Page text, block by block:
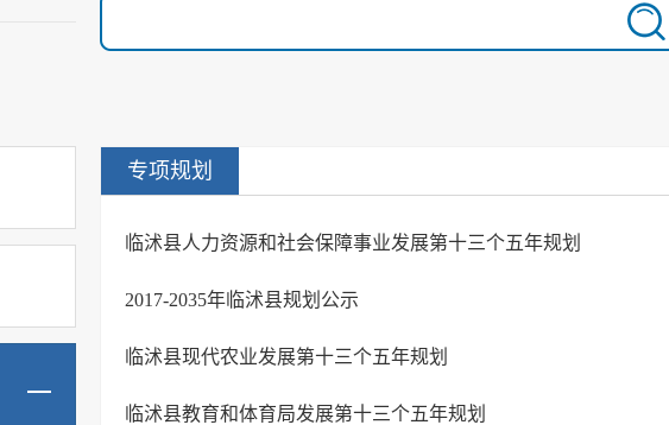
专项规划
临沭县人力资源和社会保障事业发展第十三个五年规划
2017-2035年临沭县规划公示
临沭县现代农业发展第十三个五年规划
临沭县教育和体育局发展第十三个五年规划